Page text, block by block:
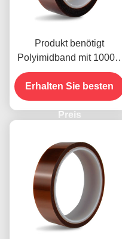
Produkt benötigt
Polyimidband mit 1000V
Spannungsfestigkeit
Erhalten Sie besten
Preis